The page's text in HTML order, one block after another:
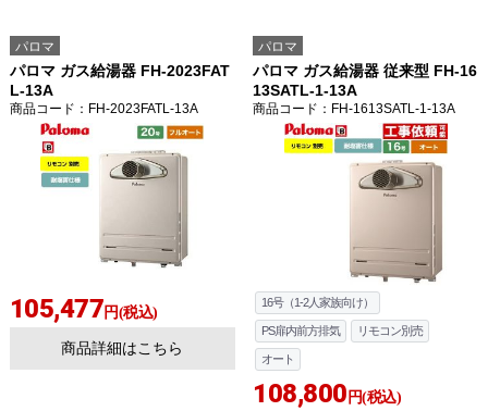
パロマ
パロマ ガス給湯器 FH-2023FAT
L-13A
商品コード ：FH-2023FATL-13A
105,477円(税込)
商品詳細はこちら
パロマ
パロマ ガス給湯器 従来型 FH-16
13SATL-1-13A
商品コード ：FH-1613SATL-1-13A
16号（1-2人家族向け）
PS扉内前方排気 リモコン別売
オート
108,800 円(税込)